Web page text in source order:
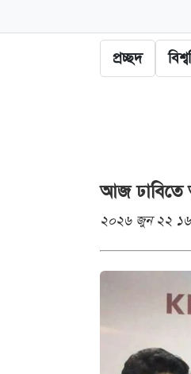
প্রচ্ছদ
আজ ঢাবিতে
২০২৬ জুন ২২